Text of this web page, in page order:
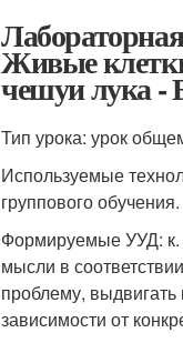
Живые
чешуи
Тип урока: урок
Используемые
группового обучения.
Формируемые УУД: к.
мысли в
проблему,
зависимости от